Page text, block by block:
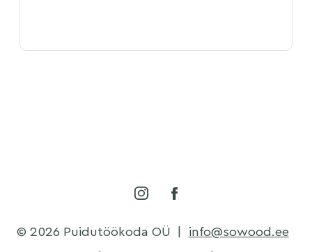
© 2026 Puidutöökoda OÜ
info@sowood.ee